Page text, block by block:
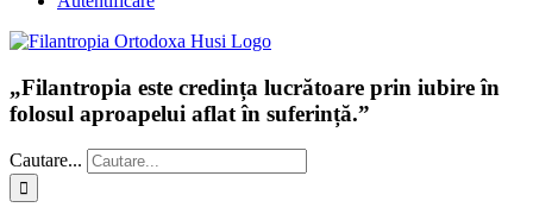
„Filantropia este credința lucrătoare prin iubire în
folosul aproapelui aflat în suferință.”
Cautare...